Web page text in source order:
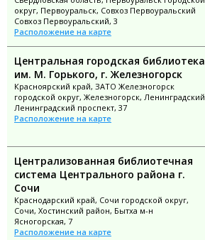
округ, Первоуральск, Совхоз Первоуральский
Совхоз Первоуральский, 3
Расположение на карте
Центральная городская библиотека
им. М. Горького, г. Железногорск
Красноярский край, ЗАТО Железногорск
городской округ, Железногорск, Ленинградский
Ленинградский проспект, 37
Расположение на карте
Централизованная библиотечная
система Центрального района г.
Сочи
Краснодарский край, Сочи городской округ,
Сочи, Хостинский район, Бытха м-н
Ясногорская, 7
Расположение на карте